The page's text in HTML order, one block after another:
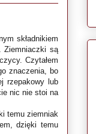
składnikiem
Ziemniaczki są
Czytałem
znaczenia, bo
rzepakowy lub
nic nie stoi na
temu ziemniak
dzięki temu